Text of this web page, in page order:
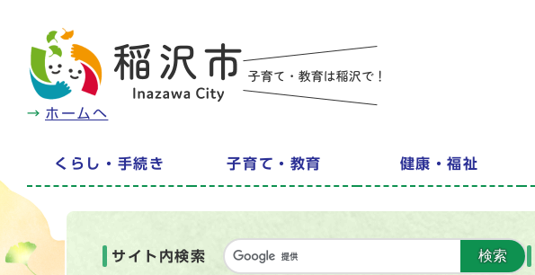
ホームへ
くらし・手続き 子育て・教育 健康・福祉
サイト内検索 検索